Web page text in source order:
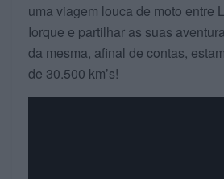
uma viagem louca de moto entre
Iorque e partilhar as suas
da mesma, afinal de contas,
de 30.500 km’s!